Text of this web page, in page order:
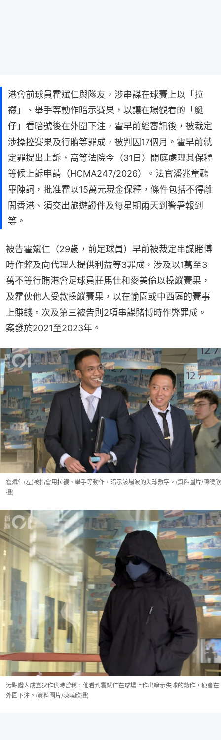
港會前球員霍斌仁與隊友，涉串謀在球賽上以「拉
襪」、舉手等動作暗示賽果，以讓在場觀看的「艇
仔」看暗號後在外圍下注，霍早前經審訊後，被裁定
涉操控賽果及行賄等罪成，被判囚17個月。霍早前就
定罪提出上訴，高等法院今（31日）開庭處理其保釋
等候上訴申請（HCMA247/2026）。法官潘兆童聽
畢陳詞，批准霍以15萬元現金保釋，條件包括不得離
開香港、須交出旅遊證件及每星期兩天到警署報到
等。
被告霍斌仁（29歲，前足球員）早前被裁定串謀賭博
時作弊及向代理人提供利益等3罪成，涉及以1萬至3
萬不等行賄港會足球員莊馬仕和麥美倫以操縱賽果，
及霍伙他人受款操縱賽果，以在愉園或中西區的賽事
上賺錢。次及第三被告則2項串謀賭博時作弊罪成。
案發於2021至2023年。
霍斌仁(左)被指會用拉襪、舉手等動作，暗示該場波的失球數字。(資料圖片/陳曉欣
攝)
污點證人成嘉狄作供時曾稱，他看到霍斌仁在球場上作出暗示失球的動作，便會在
外圍下注。(資料圖片/陳曉欣攝)